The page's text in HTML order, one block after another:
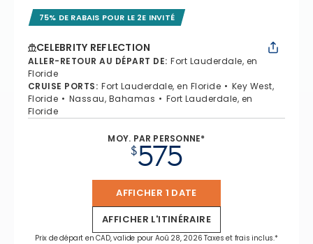
75% DE RABAIS POUR LE 2E INVITÉ
CELEBRITY REFLECTION
ALLER-RETOUR AU DÉPART DE: Fort Lauderdale, en
Floride
CRUISE PORTS: Fort Lauderdale, en Floride
Key West,
Floride
Nassau, Bahamas
Fort Lauderdale, en
Floride
MOY. PAR PERSONNE*
$575
AFFICHER 1 DATE
AFFICHER L'ITINÉRAIRE
Prix de départ en CAD, valide pour Aoû 28, 2026 Taxes et frais inclus.*